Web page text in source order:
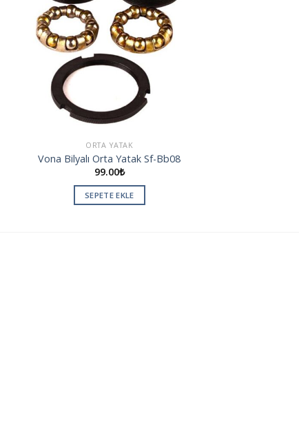
ORTA YATAK
Vona Bilyalı Orta Yatak Sf-Bb08
99.00₺
SEPETE EKLE